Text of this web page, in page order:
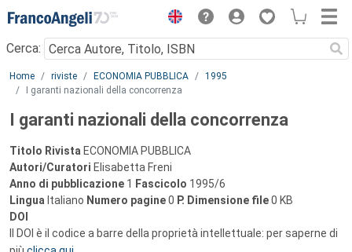
Menu
Cerca:
Main content
Home riviste ECONOMIA PUBBLICA
1995
I garanti nazionali della concorrenza
I garanti nazionali della concorrenza
Titolo Rivista ECONOMIA PUBBLICA
Autori/Curatori Elisabetta Freni
Anno di pubblicazione 1 Fascicolo 1995/6
Lingua Italiano Numero pagine0 P. Dimensione file0 KB
DOI
Il DOI è il codice a barre della proprietà intellettuale: per saperne di